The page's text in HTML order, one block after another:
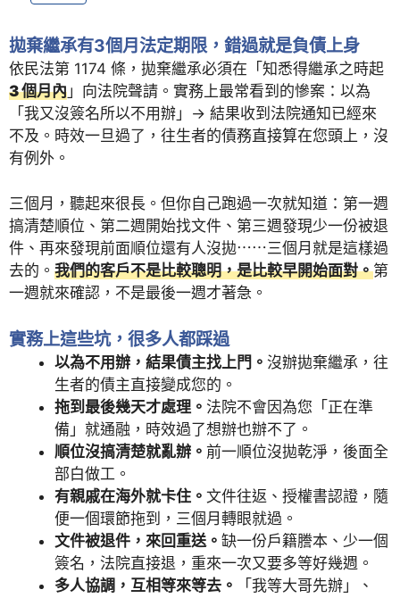
拋棄繼承有3個月法定期限，錯過就是負債上身
依民法第 1174 條，拋棄繼承必須在「知悉得繼承之時起
3 個月內 」向法院聲請。實務上最常看到的慘案：以為
「我又沒簽名所以不用辦」→ 結果收到法院通知已經來
不及。時效一旦過了，往生者的債務直接算在您頭上，沒
有例外。
三個月，聽起來很長。但你自己跑過一次就知道：第一週
搞清楚順位、第二週開始找文件、第三週發現少一份被退
件、再來發現前面順位還有人沒拋⋯⋯三個月就是這樣過
去的。 我們的客戶不是比較聰明，是比較早開始面對。第
一週就來確認，不是最後一週才著急。
實務上這些坑，很多人都踩過
以為不用辦，結果債主找上門。 沒辦拋棄繼承，往
生者的債主直接變成您的。
拖到最後幾天才處理。 法院不會因為您「正在準
備」就通融，時效過了想辦也辦不了。
順位沒搞清楚就亂辦。 前一順位沒拋乾淨，後面全
部白做工。
有親戚在海外就卡住。 文件往返、授權書認證，隨
便一個環節拖到，三個月轉眼就過。
文件被退件，來回重送。 缺一份戶籍謄本、少一個
簽名，法院直接退，重來一次又要多等好幾週。
多人協調，互相等來等去。
「我等大哥先辦」、